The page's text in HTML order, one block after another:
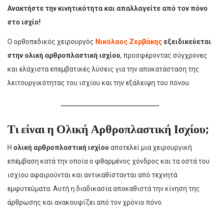
Ανακτήστε την κινητικότητα και απαλλαγείτε από τον πόνο
στο ισχίο!
Ο ορθοπεδικός χειρουργός Νικόλαος Ζερβάκης εξειδικεύεται
στην ολική αρθροπλαστική ισχίου, προσφέροντας σύγχρονες
και ελάχιστα επεμβατικές λύσεις για την αποκατάσταση της
λειτουργικότητας του ισχίου και την εξάλειψη του πόνου.
Τι είναι η Ολική Αρθροπλαστική Ισχίου;
Η ολική αρθροπλαστική ισχίου αποτελεί μια χειρουργική
επέμβαση κατά την οποία ο φθαρμένος χόνδρος και τα οστά του
ισχίου αφαιρούνται και αντικαθίστανται από τεχνητά
εμφυτεύματα. Αυτή η διαδικασία αποκαθιστά την κίνηση της
άρθρωσης και ανακουφίζει από τον χρόνιο πόνο.